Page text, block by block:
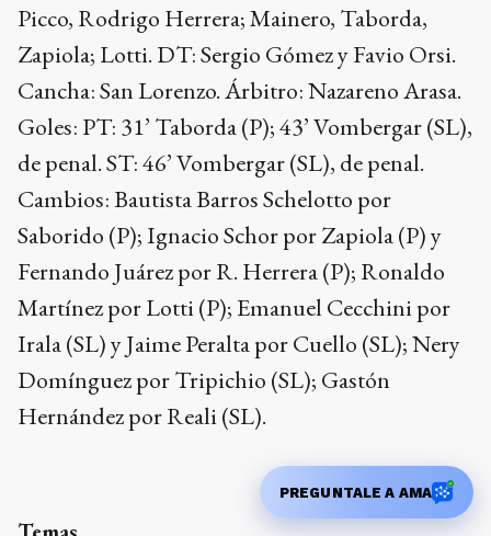
Picco, Rodrigo Herrera; Mainero, Taborda,
Zapiola; Lotti. DT: Sergio Gómez y Favio Orsi.
Cancha: San Lorenzo. Árbitro: Nazareno Arasa.
Goles: PT: 31’ Taborda (P); 43’ Vombergar (SL),
de penal. ST: 46’ Vombergar (SL), de penal.
Cambios: Bautista Barros Schelotto por
Saborido (P); Ignacio Schor por Zapiola (P) y
Fernando Juárez por R. Herrera (P); Ronaldo
Martínez por Lotti (P); Emanuel Cecchini por
Irala (SL) y Jaime Peralta por Cuello (SL); Nery
Domínguez por Tripichio (SL); Gastón
Hernández por Reali (SL).
PREGUNTALE A AMA